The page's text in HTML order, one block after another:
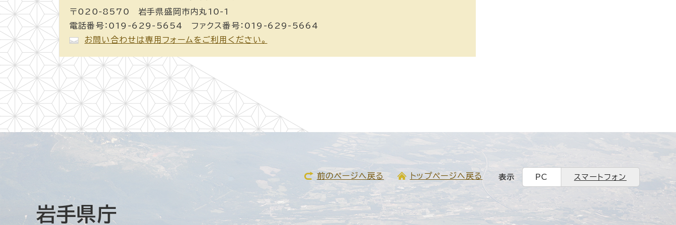
〒020-8570 岩手県盛岡市内丸10-1
電話番号：019-629-5654 ファクス番号：019-629-5664
お問い合わせは専用フォームをご利用ください。
前のページへ戻る トップページへ戻る 表示 PC スマートフォン
岩手県庁